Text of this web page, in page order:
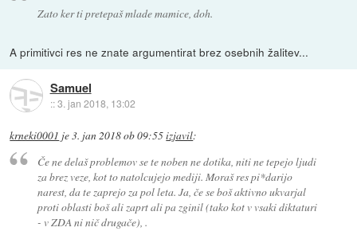
Zato ker ti pretepaš mlade mamice, doh.
A primitivci res ne znate argumentirat brez osebnih žalitev...
Samuel
::3. jan 2018, 13:02
krneki0001 je3. jan 2018 ob 09:55izjavil:
Če ne delaš problemov se te noben ne dotika, niti ne tepejo ljudi
za brez veze, kot to natolcujejo mediji. Moraš res pi*darijo
narest, da te zaprejo za pol leta. Ja, če se boš aktivno ukvarjal
proti oblasti boš ali zaprt ali pa zginil (tako kot v vsaki diktaturi
- v ZDA ni nič drugače), .